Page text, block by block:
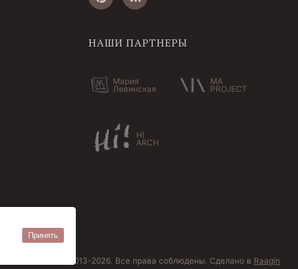
НАШИ ПАРТНЕРЫ
Мария
Левинская
MA
PROJECT
HI
ARCH
© Bersoantik 2013-2026. Все права соблюдены. Сделано в Raagin
Принять